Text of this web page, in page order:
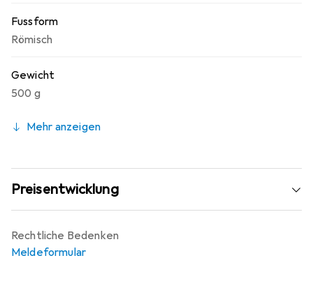
Fussform
Römisch
Gewicht
500 g
Mehr anzeigen
Preisentwicklung
Rechtliche Bedenken
Meldeformular